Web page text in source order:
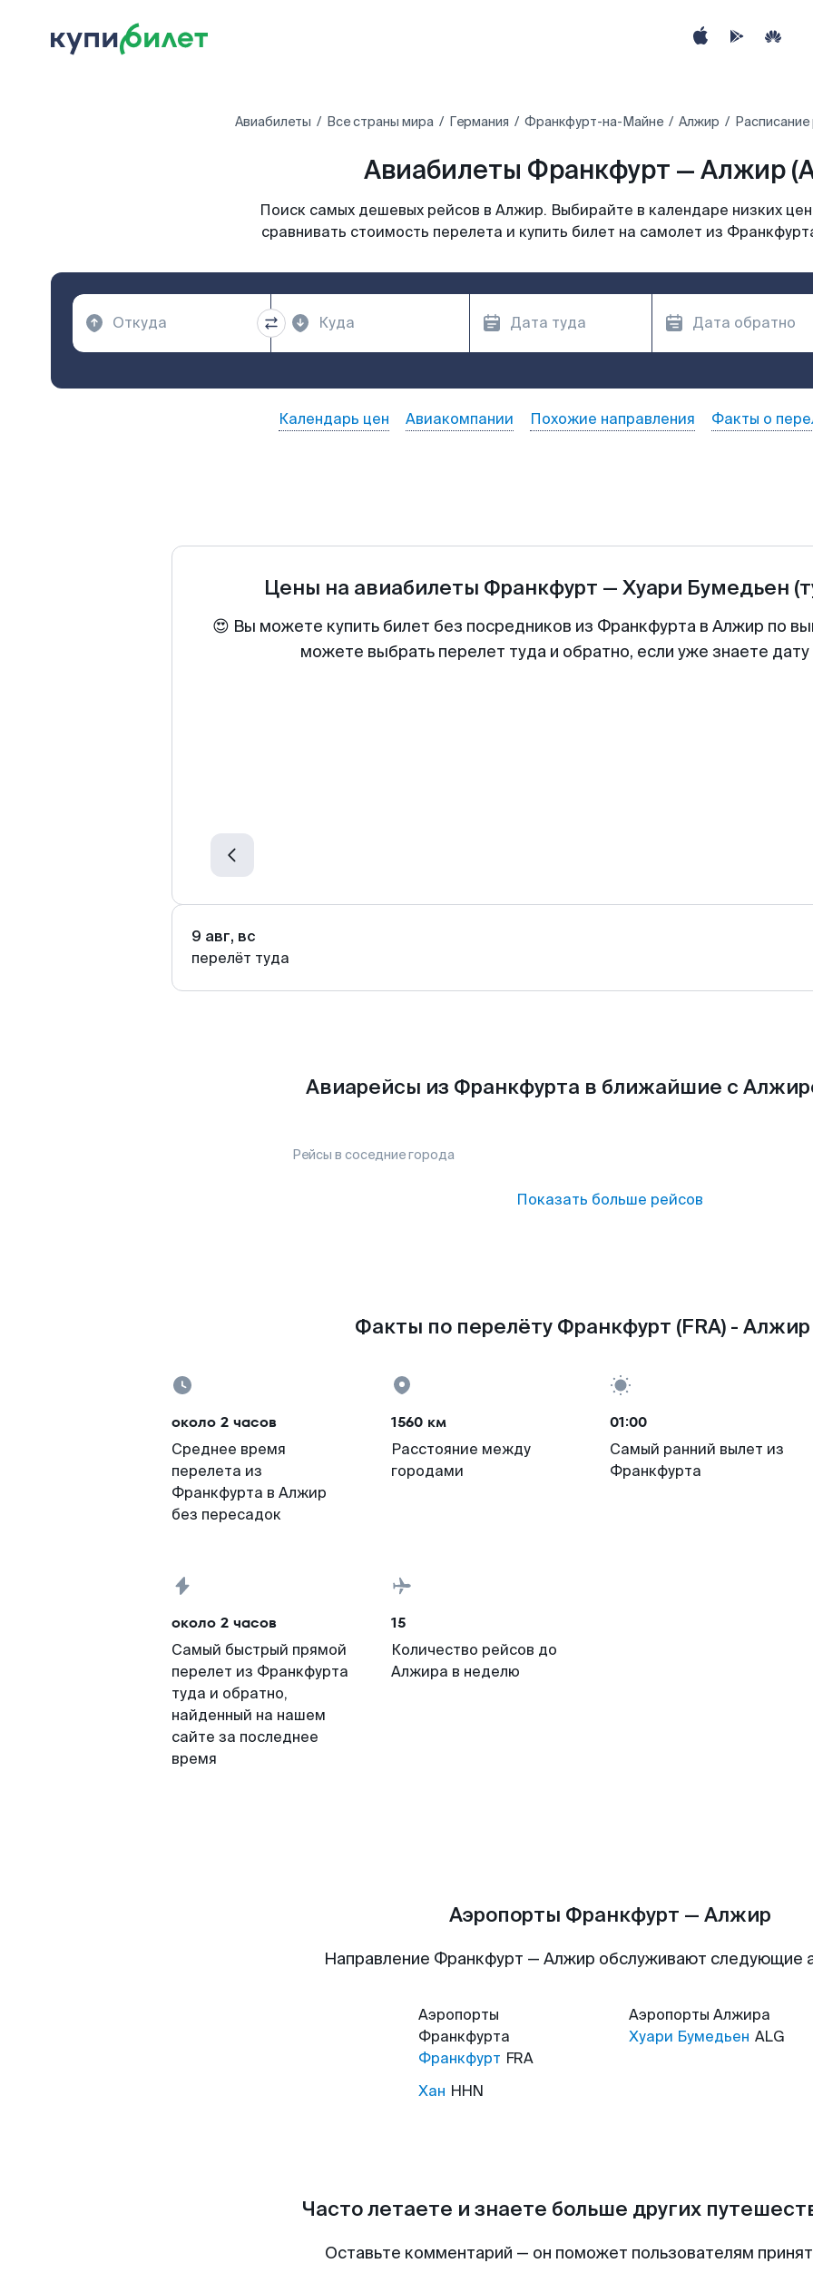
Авиабилеты Все страны мира Германия Франкфурт-на-Майне Алжир
Авиабилеты Франкфурт — Алжир
Поиск самых дешевых рейсов в Алжир. Выбирайте в календаре низких
сравнивать стоимость перелета и купить билет на самолет из
Календарь цен Авиакомпании Похожие направления Факты о
Цены на авиабилеты Франкфурт — Хуари Бумедьен
😍 Вы можете купить билет без посредников из Франкфурта в Алжир по
можете выбрать перелет туда и обратно, если уже знаете
9 авг, вс
перелёт туда
Авиарейсы из Франкфурта в ближайшие с
Рейсы в соседние города
Показать больше рейсов
Факты по перелёту Франкфурт (FRA) - Алжир
около 2 часов
Среднее время
перелета из
Франкфурта в Алжир
без пересадок
1560 км
Расстояние между
городами
01:00
Самый ранний вылет из
Франкфурта
около 2 часов
Самый быстрый прямой
перелет из Франкфурта
туда и обратно,
найденный на нашем
сайте за последнее
время
15
Количество рейсов до
Алжира в неделю
Аэропорты Франкфурт — Алжир
Направление Франкфурт — Алжир обслуживают следующие
Аэропорты
Франкфурта
Франкфурт FRA
Хан HHN
Аэропорты Алжира
Хуари Бумедьен ALG
Часто летаете и знаете больше других
Оставьте комментарий — он поможет пользователям